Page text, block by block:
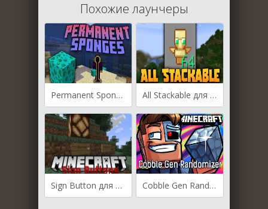
Похожие лаунчеры
Permanent Sponges для Майнкрафт [1.21.3, 1.21.1, 1.21] All Stackable для Майнкрафт [1.21.1, 1.20.4, 1.20.2]
Sign Button для Майнкрафт [1.21, 1.20.6, 1.20.5] Cobble Gen Randomizer для Майнкрафт [1.20.2, 1.20.1, 1.19.4]